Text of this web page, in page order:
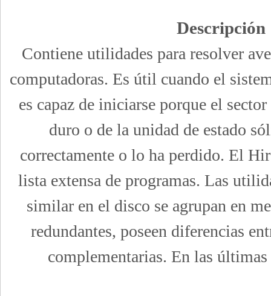
Descripción
Contiene utilidades para resolver
computadoras. Es útil cuando el
es capaz de iniciarse porque el
duro o de la unidad de estado
correctamente o lo ha perdido. El
lista extensa de programas. Las
similar en el disco se agrupan en
redundantes, poseen diferencias
complementarias. En las